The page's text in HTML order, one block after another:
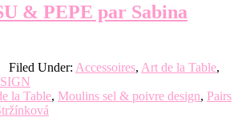
& PEPE par Sabina
Filed Under: Accessoires, Art de la Table,
la Table, Moulins sel & poivre design, Pairs